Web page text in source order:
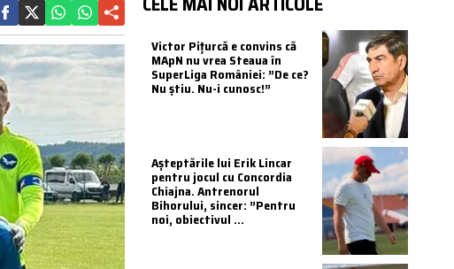
Victor Pițurcă e convins că
MApN nu vrea Steaua în
SuperLiga României: ”De ce?
Nu știu. Nu-i cunosc!”
Așteptările lui Erik Lincar
pentru jocul cu Concordia
Chiajna. Antrenorul
Bihorului, sincer: ”Pentru
noi, obiectivul ...